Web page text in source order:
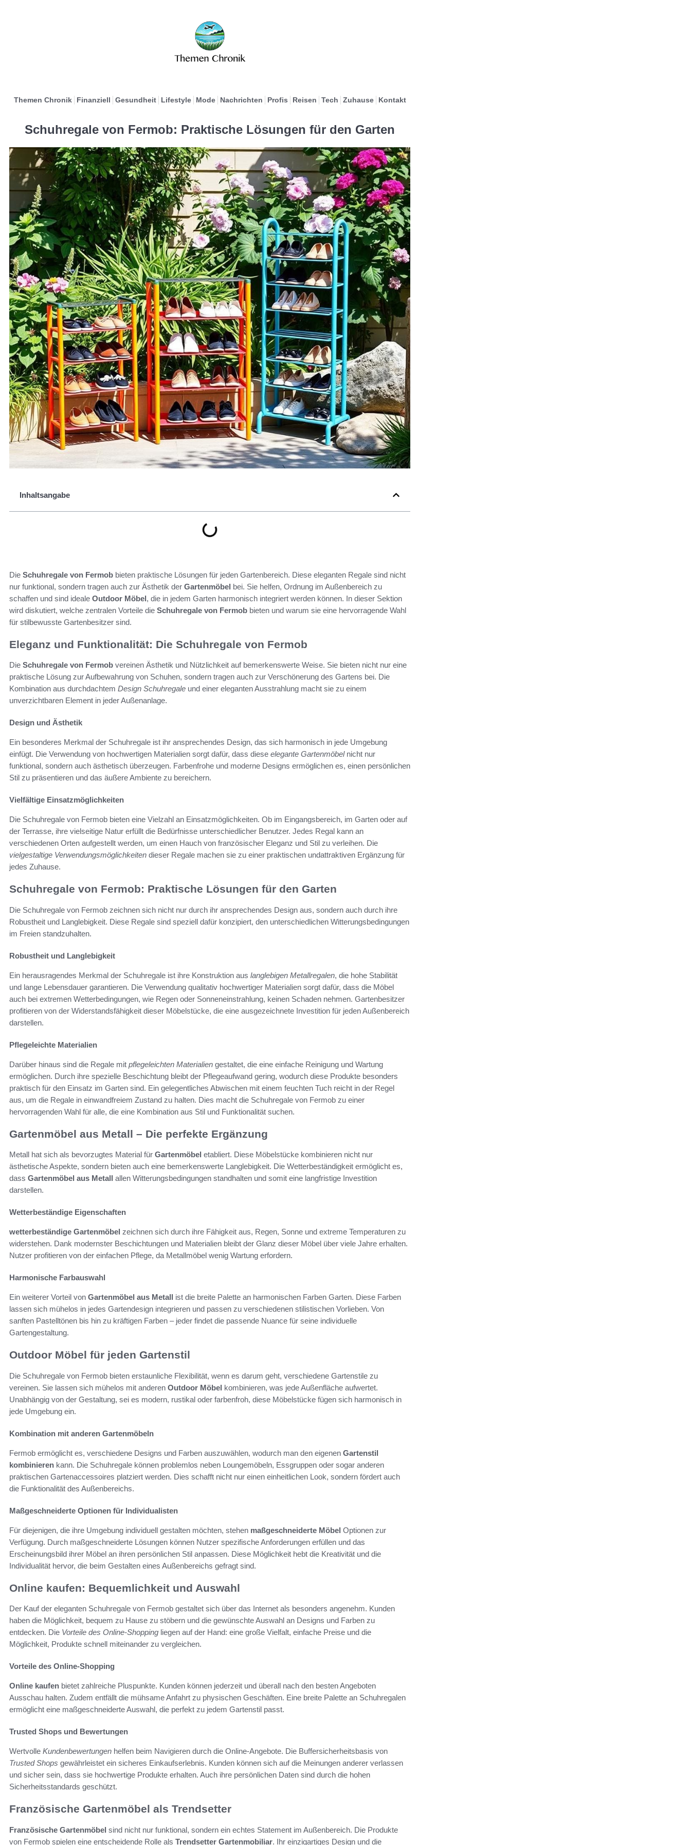
Themen Chronik Finanziell Gesundheit Lifestyle Mode Nachrichten Profis Reisen Tech Zuhause Kontakt
Schuhregale von Fermob: Praktische Lösungen für den Garten
Inhaltsangabe
Die Schuhregale von Fermob bieten praktische Lösungen für jeden Gartenbereich. Diese eleganten Regale sind nicht
nur funktional, sondern tragen auch zur Ästhetik der Gartenmöbel bei. Sie helfen, Ordnung im Außenbereich zu
schaffen und sind ideale Outdoor Möbel, die in jedem Garten harmonisch integriert werden können. In dieser Sektion
wird diskutiert, welche zentralen Vorteile die Schuhregale von Fermob bieten und warum sie eine hervorragende Wahl
für stilbewusste Gartenbesitzer sind.
Eleganz und Funktionalität: Die Schuhregale von Fermob
Die Schuhregale von Fermob vereinen Ästhetik und Nützlichkeit auf bemerkenswerte Weise. Sie bieten nicht nur eine
praktische Lösung zur Aufbewahrung von Schuhen, sondern tragen auch zur Verschönerung des Gartens bei. Die
Kombination aus durchdachtem Design Schuhregale und einer eleganten Ausstrahlung macht sie zu einem
unverzichtbaren Element in jeder Außenanlage.
Design und Ästhetik
Ein besonderes Merkmal der Schuhregale ist ihr ansprechendes Design, das sich harmonisch in jede Umgebung
einfügt. Die Verwendung von hochwertigen Materialien sorgt dafür, dass diese elegante Gartenmöbelnicht nur
funktional, sondern auch ästhetisch überzeugen. Farbenfrohe und moderne Designs ermöglichen es, einen persönlichen
Stil zu präsentieren und das äußere Ambiente zu bereichern.
Vielfältige Einsatzmöglichkeiten
Die Schuhregale von Fermob bieten eine Vielzahl an Einsatzmöglichkeiten. Ob im Eingangsbereich, im Garten oder auf
der Terrasse, ihre vielseitige Natur erfüllt die Bedürfnisse unterschiedlicher Benutzer. Jedes Regal kann an
verschiedenen Orten aufgestellt werden, um einen Hauch von französischer Eleganz und Stil zu verleihen. Die
vielgestaltige Verwendungsmöglichkeiten dieser Regale machen sie zu einer praktischen undattraktiven Ergänzung für
jedes Zuhause.
Schuhregale von Fermob: Praktische Lösungen für den Garten
Die Schuhregale von Fermob zeichnen sich nicht nur durch ihr ansprechendes Design aus, sondern auch durch ihre
Robustheit und Langlebigkeit. Diese Regale sind speziell dafür konzipiert, den unterschiedlichen Witterungsbedingungen
im Freien standzuhalten.
Robustheit und Langlebigkeit
Ein herausragendes Merkmal der Schuhregale ist ihre Konstruktion aus langlebigen Metallregalen, die hohe Stabilität
und lange Lebensdauer garantieren. Die Verwendung qualitativ hochwertiger Materialien sorgt dafür, dass die Möbel
auch bei extremen Wetterbedingungen, wie Regen oder Sonneneinstrahlung, keinen Schaden nehmen. Gartenbesitzer
profitieren von der Widerstandsfähigkeit dieser Möbelstücke, die eine ausgezeichnete Investition für jeden Außenbereich
darstellen.
Pflegeleichte Materialien
Darüber hinaus sind die Regale mit pflegeleichten Materialien gestaltet, die eine einfache Reinigung und Wartung
ermöglichen. Durch ihre spezielle Beschichtung bleibt der Pflegeaufwand gering, wodurch diese Produkte besonders
praktisch für den Einsatz im Garten sind. Ein gelegentliches Abwischen mit einem feuchten Tuch reicht in der Regel
aus, um die Regale in einwandfreiem Zustand zu halten. Dies macht die Schuhregale von Fermob zu einer
hervorragenden Wahl für alle, die eine Kombination aus Stil und Funktionalität suchen.
Gartenmöbel aus Metall – Die perfekte Ergänzung
Metall hat sich als bevorzugtes Material für Gartenmöbel etabliert. Diese Möbelstücke kombinieren nicht nur
ästhetische Aspekte, sondern bieten auch eine bemerkenswerte Langlebigkeit. Die Wetterbeständigkeit ermöglicht es,
dass Gartenmöbel aus Metall allen Witterungsbedingungen standhalten und somit eine langfristige Investition
darstellen.
Wetterbeständige Eigenschaften
wetterbeständige Gartenmöbel zeichnen sich durch ihre Fähigkeit aus, Regen, Sonne und extreme Temperaturen zu
widerstehen. Dank modernster Beschichtungen und Materialien bleibt der Glanz dieser Möbel über viele Jahre erhalten.
Nutzer profitieren von der einfachen Pflege, da Metallmöbel wenig Wartung erfordern.
Harmonische Farbauswahl
Ein weiterer Vorteil von Gartenmöbel aus Metall ist die breite Palette an harmonischen Farben Garten. Diese Farben
lassen sich mühelos in jedes Gartendesign integrieren und passen zu verschiedenen stilistischen Vorlieben. Von
sanften Pastelltönen bis hin zu kräftigen Farben – jeder findet die passende Nuance für seine individuelle
Gartengestaltung.
Outdoor Möbel für jeden Gartenstil
Die Schuhregale von Fermob bieten erstaunliche Flexibilität, wenn es darum geht, verschiedene Gartenstile zu
vereinen. Sie lassen sich mühelos mit anderen Outdoor Möbel kombinieren, was jede Außenfläche aufwertet.
Unabhängig von der Gestaltung, sei es modern, rustikal oder farbenfroh, diese Möbelstücke fügen sich harmonisch in
jede Umgebung ein.
Kombination mit anderen Gartenmöbeln
Fermob ermöglicht es, verschiedene Designs und Farben auszuwählen, wodurch man den eigenen Gartenstil
kombinieren kann. Die Schuhregale können problemlos neben Loungemöbeln, Essgruppen oder sogar anderen
praktischen Gartenaccessoires platziert werden. Dies schafft nicht nur einen einheitlichen Look, sondern fördert auch
die Funktionalität des Außenbereichs.
Maßgeschneiderte Optionen für Individualisten
Für diejenigen, die ihre Umgebung individuell gestalten möchten, stehen maßgeschneiderte Möbel Optionen zur
Verfügung. Durch maßgeschneiderte Lösungen können Nutzer spezifische Anforderungen erfüllen und das
Erscheinungsbild ihrer Möbel an ihren persönlichen Stil anpassen. Diese Möglichkeit hebt die Kreativität und die
Individualität hervor, die beim Gestalten eines Außenbereichs gefragt sind.
Online kaufen: Bequemlichkeit und Auswahl
Der Kauf der eleganten Schuhregale von Fermob gestaltet sich über das Internet als besonders angenehm. Kunden
haben die Möglichkeit, bequem zu Hause zu stöbern und die gewünschte Auswahl an Designs und Farben zu
entdecken. Die Vorteile des Online-Shopping liegen auf der Hand: eine große Vielfalt, einfache Preise und die
Möglichkeit, Produkte schnell miteinander zu vergleichen.
Vorteile des Online-Shopping
Online kaufen bietet zahlreiche Pluspunkte. Kunden können jederzeit und überall nach den besten Angeboten
Ausschau halten. Zudem entfällt die mühsame Anfahrt zu physischen Geschäften. Eine breite Palette an Schuhregalen
ermöglicht eine maßgeschneiderte Auswahl, die perfekt zu jedem Gartenstil passt.
Trusted Shops und Bewertungen
Wertvolle Kundenbewertungen helfen beim Navigieren durch die Online-Angebote. Die Buffersicherheitsbasis von
Trusted Shops gewährleistet ein sicheres Einkaufserlebnis. Kunden können sich auf die Meinungen anderer verlassen
und sicher sein, dass sie hochwertige Produkte erhalten. Auch ihre persönlichen Daten sind durch die hohen
Sicherheitsstandards geschützt.
Französische Gartenmöbel als Trendsetter
Französische Gartenmöbel sind nicht nur funktional, sondern ein echtes Statement im Außenbereich. Die Produkte
von Fermob spielen eine entscheidende Rolle als Trendsetter Gartenmobiliar. Ihr einzigartiges Design und die